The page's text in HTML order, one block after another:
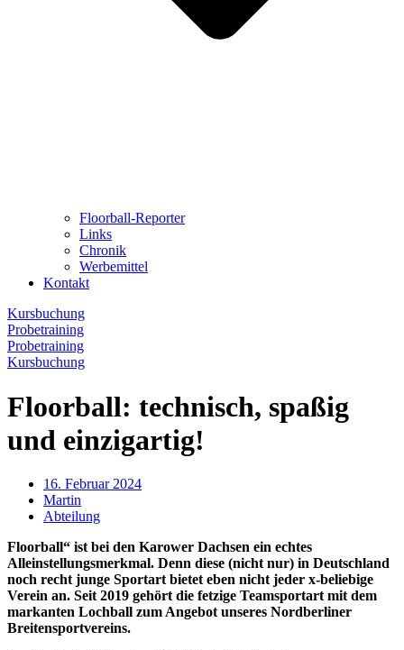
Floorball-Reporter
Links
Chronik
Werbemittel
Kontakt
Kursbuchung
Probetraining
Probetraining
Kursbuchung
Floorball: technisch, spaßig
und einzigartig!
16. Februar 2024
Martin
Abteilung
Floorball“ ist bei den Karower Dachsen ein echtes
Alleinstellungsmerkmal. Denn diese (nicht nur) in Deutschland
noch recht junge Sportart bietet eben nicht jeder x-beliebige
Verein an. Seit 2019 gehört die fetzige Teamsportart mit dem
markanten Lochball zum Angebot unseres Nordberliner
Breitensportvereins.